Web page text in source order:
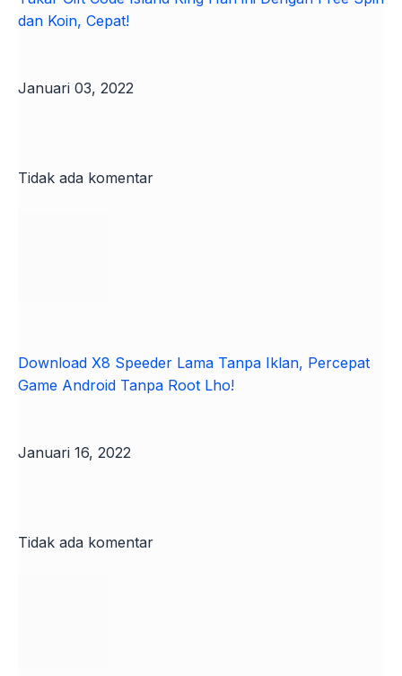
dan Koin, Cepat!
Januari 03, 2022
Tidak ada komentar
Download X8 Speeder Lama Tanpa Iklan, Percepat
Game Android Tanpa Root Lho!
Januari 16, 2022
Tidak ada komentar